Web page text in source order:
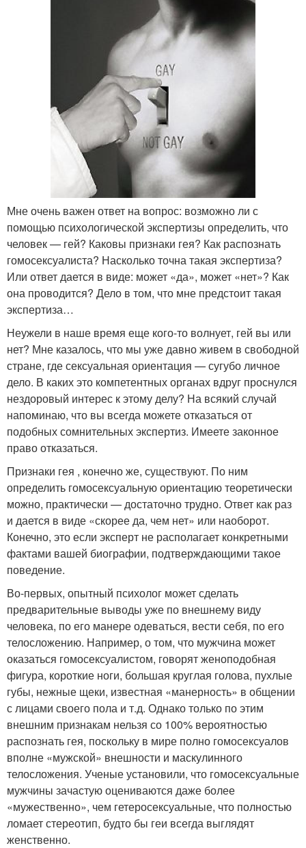
Мне очень важен ответ на вопрос: возможно ли с
помощью психологической экспертизы определить, что
человек — гей? Каковы признаки гея? Как распознать
гомосексуалиста? Насколько точна такая экспертиза?
Или ответ дается в виде: может «да», может «нет»? Как
она проводится? Дело в том, что мне предстоит такая
экспертиза…
Неужели в наше время еще кого-то волнует, гей вы или
нет? Мне казалось, что мы уже давно живем в свободной
стране, где сексуальная ориентация — сугубо личное
дело. В каких это компетентных органах вдруг проснулся
нездоровый интерес к этому делу? На всякий случай
напоминаю, что вы всегда можете отказаться от
подобных сомнительных экспертиз. Имеете законное
право отказаться.
Признаки гея , конечно же, существуют. По ним
определить гомосексуальную ориентацию теоретически
можно, практически — достаточно трудно. Ответ как раз
и дается в виде «скорее да, чем нет» или наоборот.
Конечно, это если эксперт не располагает конкретными
фактами вашей биографии, подтверждающими такое
поведение.
Во-первых, опытный психолог может сделать
предварительные выводы уже по внешнему виду
человека, по его манере одеваться, вести себя, по его
телосложению. Например, о том, что мужчина может
оказаться гомосексуалистом, говорят женоподобная
фигура, короткие ноги, большая круглая голова, пухлые
губы, нежные щеки, известная «манерность» в общении
с лицами своего пола и т.д. Однако только по этим
внешним признакам нельзя со 100% вероятностью
распознать гея, поскольку в мире полно гомосексуалов
вполне «мужской» внешности и маскулинного
телосложения. Ученые установили, что гомосексуальные
мужчины зачастую оцениваются даже более
«мужественно», чем гетеросексуальные, что полностью
ломает стереотип, будто бы геи всегда выглядят
женственно.